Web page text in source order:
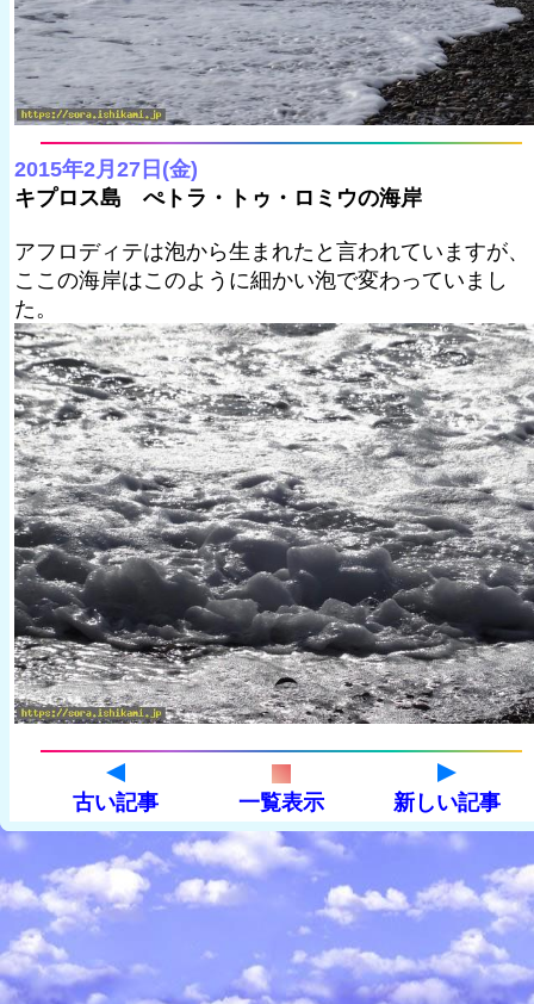
2015年2月27日(金)
キプロス島 ぺトラ・トゥ・ロミウの海岸
アフロディテは泡から生まれたと言われていますが、
ここの海岸はこのように細かい泡で変わっていまし
た。
古い記事 一覧表示 新しい記事